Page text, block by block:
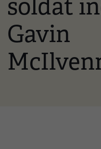
soldat
Gavin